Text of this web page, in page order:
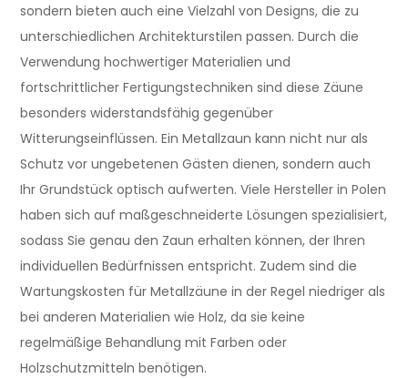
sondern bieten auch eine Vielzahl von Designs, die zu
unterschiedlichen Architekturstilen passen. Durch die
Verwendung hochwertiger Materialien und
fortschrittlicher Fertigungstechniken sind diese Zäune
besonders widerstandsfähig gegenüber
Witterungseinflüssen. Ein Metallzaun kann nicht nur als
Schutz vor ungebetenen Gästen dienen, sondern auch
Ihr Grundstück optisch aufwerten. Viele Hersteller in Polen
haben sich auf maßgeschneiderte Lösungen spezialisiert,
sodass Sie genau den Zaun erhalten können, der Ihren
individuellen Bedürfnissen entspricht. Zudem sind die
Wartungskosten für Metallzäune in der Regel niedriger als
bei anderen Materialien wie Holz, da sie keine
regelmäßige Behandlung mit Farben oder
Holzschutzmitteln benötigen.